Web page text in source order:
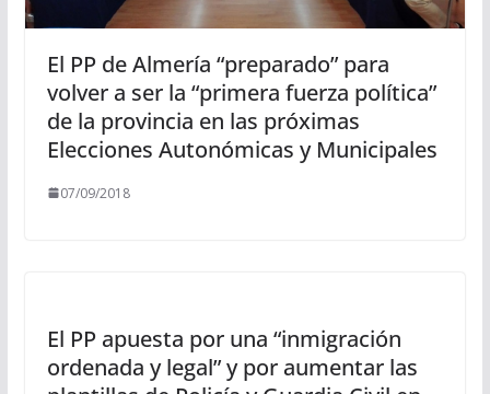
El PP de Almería “preparado” para
volver a ser la “primera fuerza política”
de la provincia en las próximas
Elecciones Autonómicas y Municipales
07/09/2018
El PP apuesta por una “inmigración
ordenada y legal” y por aumentar las